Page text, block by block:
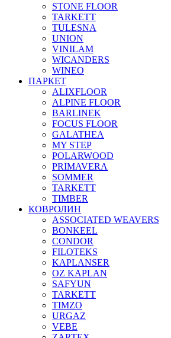
STONE FLOOR
TARKETT
TULESNA
UNION
VINILAM
WICANDERS
WINEO
ПАРКЕТ
ALIXFLOOR
ALPINE FLOOR
BARLINEK
FOCUS FLOOR
GALATHEA
MY STEP
POLARWOOD
PRIMAVERA
SOMMER
TARKETT
TIMBER
КОВРОЛИН
ASSOCIATED WEAVERS
BONKEEL
CONDOR
FILOTEKS
KAPLANSER
OZ KAPLAN
SAFYUN
TARKETT
TIMZO
URGAZ
VEBE